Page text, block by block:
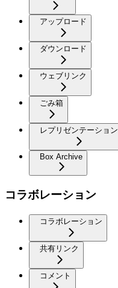
アップロード
ダウンロード
ウェブリンク
ごみ箱
レプリゼンテーション
Box Archive
コラボレーション
コラボレーション
共有リンク
コメント